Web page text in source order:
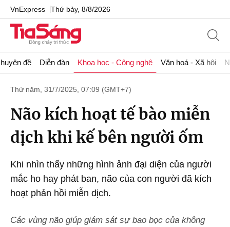
VnExpress Thứ bảy, 8/8/2026
đề Diễn đàn Khoa học - Công nghệ Văn hoá - Xã hội
Thứ năm, 31/7/2025, 07:09 (GMT+7)
Não kích hoạt tế bào miễn
dịch khi kế bên người ốm
Khi nhìn thấy những hình ảnh đại diện của người
mắc ho hay phát ban, não của con người đã kích
hoạt phản hồi miễn dịch.
Các vùng não giúp giám sát sự bao bọc của không